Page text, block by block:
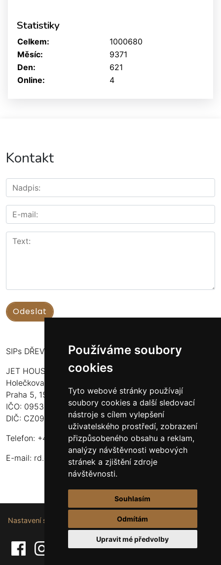
Používáme soubory
cookies
Tyto webové stránky používají
soubory cookies a další sledovací
nástroje s cílem vylepšení
uživatelského prostředí, zobrazení
přizpůsobeného obsahu a reklam,
analýzy návštěvnosti webových
stránek a zjištění zdroje
návštěvnosti.
Souhlasím
Odmítám
Upravit mé předvolby
Statistiky
Online: 4
Celkem:
1000680
Měsíc:
9371
Den:
621
Kontakt
SIPs DŘEVOSTAVBY
JET HOUSE S.R.O.
Holečkova 789/49
Praha 5, 150 00
IČO: 09532935
DIČ: CZ09532935
Telefon: +420 737 107 003
E-mail: rd.drevostavby@gmail.com
Nastavení souborů cookie.